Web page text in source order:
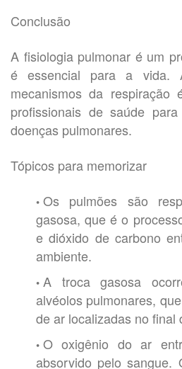
Conclusão
A fisiologia pulmonar é um
é essencial para a vida.
mecanismos da respiração
profissionais de saúde
doenças pulmonares.
Tópicos para memorizar
Os pulmões são
gasosa, que é o
e dióxido de carbono
ambiente.
A troca gasosa
alvéolos pulmonares,
de ar localizadas no final
O oxigênio do ar
absorvido pelo sangue.